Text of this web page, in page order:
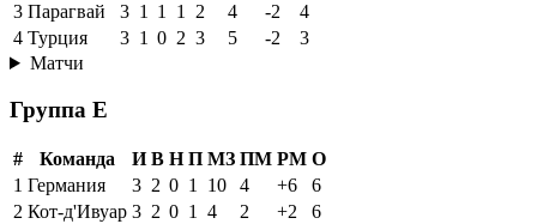
3 Парагвай 3 1 1 1 2 4 -2
4
4 Турция 3 1 0 2 3 5 -2
3
Матчи
Группа E
# Команда И В Н П МЗ ПМ РМ О
1 Германия 3 2 0 1 10 4 +6
6
2 Кот-д'Ивуар 3 2 0 1 4 2 +2
6